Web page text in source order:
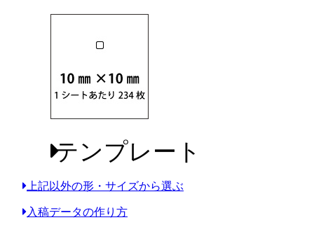
テンプレート
上記以外の形・サイズから選ぶ
入稿データの作り方